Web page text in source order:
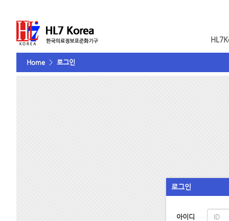
Home > 로그인
로그인
아이디